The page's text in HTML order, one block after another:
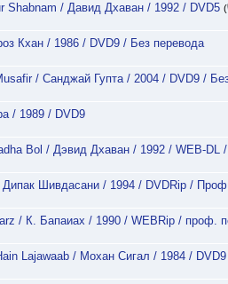
Shabnam / Давид Дхаван / 1992 / DVD5 (
Кхан / 1986 / DVD9 / Без перевода
/ Санджай Гупта / 2004 / DVD9 /
/ 1989 / DVD9
Bol / Дэвид Дхаван / 1992 / WEB-DL
Шивдасани / 1994 / DVDRip /
/ К. Бапаиах / 1990 / WEBRip / проф.
Lajawaab / Мохан Сигал / 1984 /